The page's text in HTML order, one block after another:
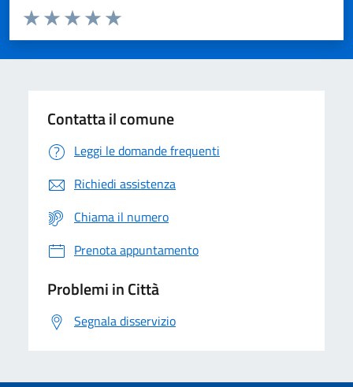
Domanda
Valuta da 1 a 5 stelle la pagina
Valuta 5 stelle su 5
Valuta 4 stelle su 5
Valuta 3 stelle su 5
Valuta 2 stelle su 5
Valuta 1 stelle su 5
Contatta il comune
Leggi le domande frequenti
Richiedi assistenza
Chiama il numero
Prenota appuntamento
Problemi in Città
Segnala disservizio